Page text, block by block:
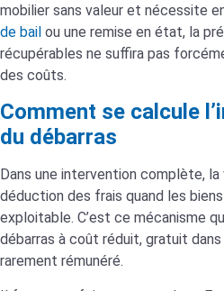
mobilier sans valeur et nécessite
de bail ou une remise en état, la
récupérables ne suffira pas
des coûts.
Comment se calcule
du débarras
Dans une intervention complète,
déduction des frais quand les
exploitable. C’est ce mécanisme
débarras à coût réduit, gratuit
rarement rémunéré.